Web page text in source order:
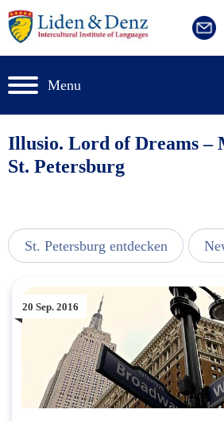
Menu
Illusio. Lord of Dreams –
St. Petersburg
St. Petersburg entdecken
20 Sep. 2016